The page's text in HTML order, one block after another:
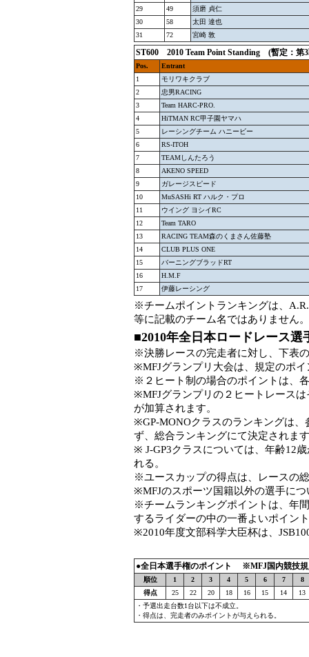
29
49
須磨 貞仁
30
58
太田 達也
31
72 宮崎 敦
ST600 2010 Team Point Standing (暫定：第
Pos.
Entrant
1
モリワキクラブ
2
忠男RACING
3
Team HARC-PRO.
4
HiTMAN RC甲子園ヤマハ
5
レーシングチーム ハニービー
6
RS-ITOH
7
TEAMしんたろう
8
AKENO SPEED
9
ガレージスピード
10
MuSASHi RT ハルク・プロ
11
ウイング ヨシイRC
12
Team TARO
13
RACING TEAM森のくまさん佐藤塾
14
CLUB PLUS ONE
15
バーニングブラッドRT
16
H.M.F
17
伊藤レーシング
※チームポイントランキングは、
等に記載のチーム名ではありません。
■2010年全日本ロードレース
※決勝レースの完走者に対し、下表
※MFJグランプリ大会は、規定のポ
※２ヒート制の場合のポイントは、
※MFJグランプリの２ヒートレース
が加算されます。
※GP-MONOクラスのランキングは
ず、総合ランキングにて決定されま
※ J-GP3クラスについては、年齢12
れる。
※ユースカップの得点は、レースの
※MFJのスポーツ国籍以外の選手に
※チームランキングポイントは、年
するライダーの中の一番よいポイン
※2010年度文部科学大臣杯は、
●全日本選手権のポイント ※MFJ国内競技規
順位 1 2 3 4 5 6 7
8
得点
25 22 20 18 16 15 14
13
・予選出走台数1台以下は不成立。
・得点は、完走者のみポイントが与えられる。